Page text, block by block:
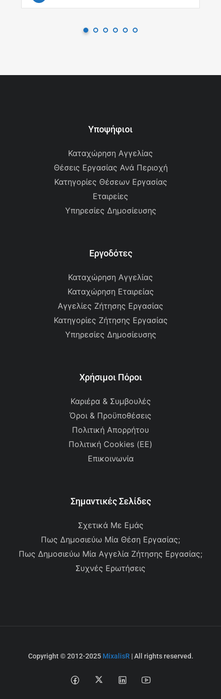
Υποψήφιοι
Καταχώρηση Αγγελίας
Θέσεις Εργασίας Ανά Περιοχή
Κατηγορίες Θέσεων Εργασίας
Εταιρείες
Υπηρεσίες Δημοσίευσης
Εργοδότες
Καταχώρηση Αγγελίας
Καταχώρηση Εταιρείας
Αγγελίες Ζήτησης Εργασίας
Κατηγορίες Ζήτησης Εργασίας
Υπηρεσίες Δημοσίευσης
Χρήσιμοι Πόροι
Καριέρα & Συμβουλές
Όροι & Προϋποθέσεις
Πολιτική Απορρήτου
Πολιτική Cookies (ΕΕ)
Επικοινωνία
Σημαντικές Σελίδες
Σχετικά Με Εμάς
Πως Δημοσιεύω Μία Θέση Εργασίας;
Πως Δημοσιεύω Μία Αγγελία Ζήτησης Εργασίας;
Συχνές Ερωτήσεις
Copyright © 2012-2025 MixalisR| All rights reserved.